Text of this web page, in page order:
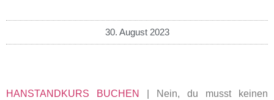
30. August 2023
HANSTANDKURS BUCHEN
| Nein, du musst keinen